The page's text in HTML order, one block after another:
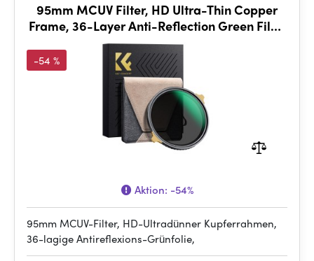
95mm MCUV Filter, HD Ultra-Thin Copper
Frame, 36-Layer Anti-Reflection Green Film,
Nano-X PRO Series
-54 %
Aktion: -54%
95mm MCUV-Filter, HD-Ultradünner Kupferrahmen,
36-lagige Antireflexions-Grünfolie,